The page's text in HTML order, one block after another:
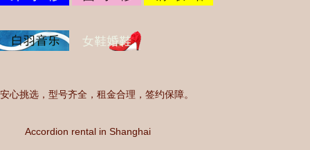
安心挑选，型号齐全，租金合理，签约保障。
Accordion rental in Shanghai